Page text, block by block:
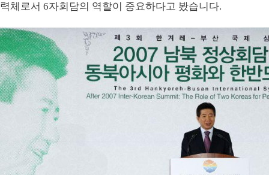
력체로서 6자회담의 역할이 중요하다고 봤습니다.